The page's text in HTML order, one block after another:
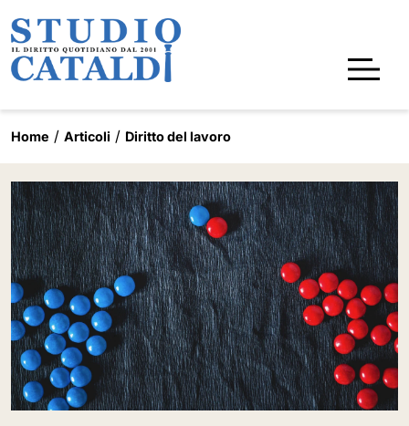
Home Articoli Diritto del lavoro